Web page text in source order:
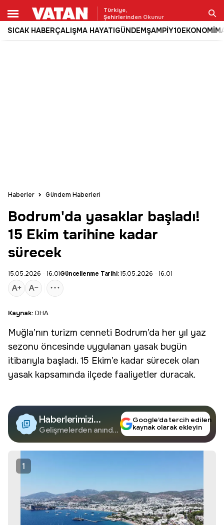
Türkiye,
Şehirlerinden Okunur
SICAK HABERÇALIŞMA HAYATIGÜNDEMŞAMPİY10EKONOMİ
Ara
Haberler Gündem Haberleri
Bodrum'da yasaklar başladı!
15 Ekim tarihine kadar
sürecek
15.05.2026 - 16:01Güncellenme Tarihi:15.05.2026 - 16:01
Kaynak: DHA
Muğla’nın turizm cenneti Bodrum’da her yıl yaz
sezonu öncesinde uygulanan yasak bugün
itibarıyla başladı. 15 Ekim’e kadar sürecek olan
yasak kapsamında ilçede faaliyetler duracak.
Haberlerimizi
Google'da Takip
Edin
Gelişmelerden anında
Google’da tercih edilen
kaynak olarak ekleyin
1